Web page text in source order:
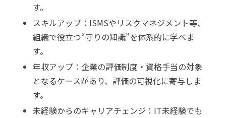
す。
スキルアップ：ISMSやリスクマネジメント等、
組織で役立つ“守りの知識”を体系的に学べま
す。
年収アップ：企業の評価制度・資格手当の対象
となるケースがあり、評価の可視化に寄与しま
す。
未経験からのキャリアチェンジ：IT未経験でも